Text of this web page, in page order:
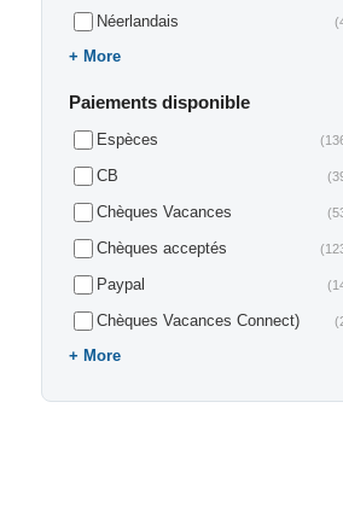
Néerlandais
More
Paiements disponible
Espèces
CB
Chèques Vacances
Chèques acceptés
Paypal
Chèques Vacances Connect)
More